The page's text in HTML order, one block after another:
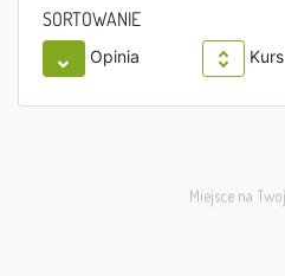
SORTOWANIE
Opinia Kurs